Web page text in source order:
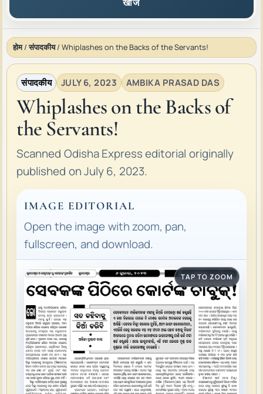
खोज
होम/संपादकीय/Whiplashes on the Backs of the Servants!
संपादकीय JULY 6, 2023 AMBIKA PRASAD DAS
Whiplashes on the Backs of
the Servants!
Scanned Odisha Express editorial originally
published on July 6, 2023.
IMAGE EDITORIAL
Open the image with zoom, pan,
fullscreen, and download.